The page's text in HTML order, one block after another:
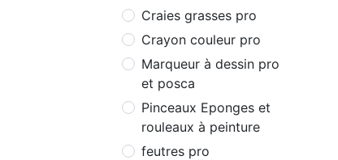
Craies grasses pro
Crayon couleur pro
Marqueur à dessin pro
et posca
Pinceaux Eponges et
rouleaux à peinture
feutres pro